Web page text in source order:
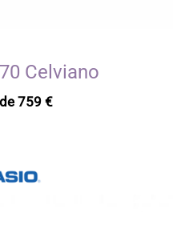
Celviano
759€